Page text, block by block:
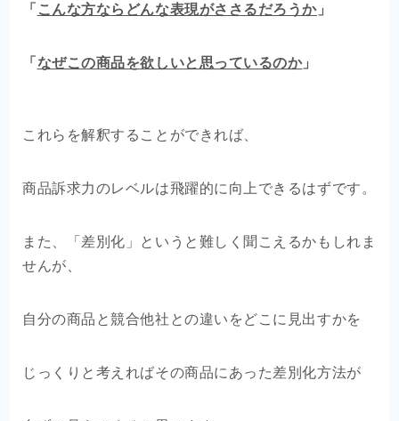
「 こんな方ならどんな表現がささるだろうか 」
「 なぜこの商品を欲しいと思っているのか」
これらを解釈することができれば、
商品訴求力のレベルは飛躍的に向上できるはずです。
また、「差別化」というと難しく聞こえるかもしれま
せんが、
自分の商品と競合他社との違いをどこに見出すかを
じっくりと考えればその商品にあった差別化方法が